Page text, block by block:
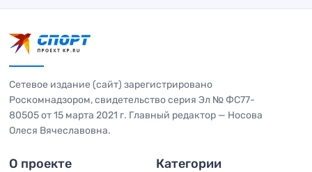
Сетевое издание (сайт) зарегистрировано
Роскомнадзором, свидетельство серия Эл № ФС77-
80505 от 15 марта 2021 г. Главный редактор — Носова
Олеся Вячеславовна.
О проекте Категории